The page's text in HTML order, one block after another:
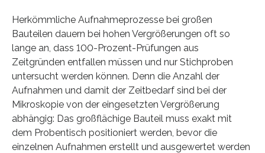
Herkömmliche Aufnahmeprozesse bei großen
Bauteilen dauern bei hohen Vergrößerungen oft so
lange an, dass 100-Prozent-Prüfungen aus
Zeitgründen entfallen müssen und nur Stichproben
untersucht werden können. Denn die Anzahl der
Aufnahmen und damit der Zeitbedarf sind bei der
Mikroskopie von der eingesetzten Vergrößerung
abhängig: Das großflächige Bauteil muss exakt mit
dem Probentisch positioniert werden, bevor die
einzelnen Aufnahmen erstellt und ausgewertet werden